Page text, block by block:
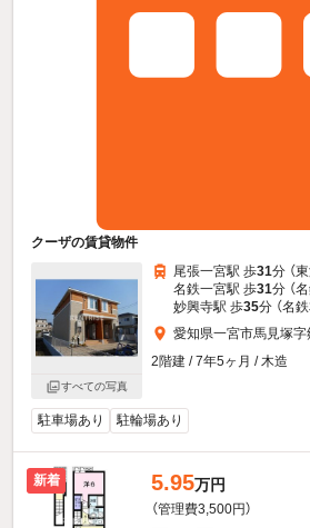
クーザの賃貸物件
すべての写真
尾張一宮駅 歩31分 （
名鉄一宮駅 歩31分 （
妙興寺駅 歩35分 （名鉄
愛知県一宮市馬見塚
2階建 / 7年5ヶ月 / 木造
駐車場あり 駐輪場あり
新着 5.95万円
（管理費3,500円）